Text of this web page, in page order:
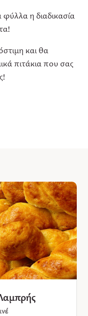
φύλλα η διαδικασία
και θα
πιτάκια που σας